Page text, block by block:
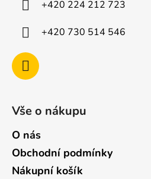
+420 224 212 723
+420 730 514 546
Vše o nákupu
O nás
Obchodní podmínky
Nákupní košík